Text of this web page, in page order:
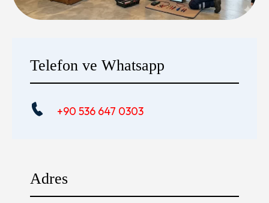
Telefon ve Whatsapp
+90 536 647 0303
Adres